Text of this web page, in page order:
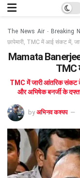
The News Air- Breaking
छापेमारी, TMC में आई संकट में,
Mamata Banerjee
TMC
TMC में जारी आंतरिक संकट
और अभिषेक बनर्जी के दफ्तर
by अभिनव कश्यप